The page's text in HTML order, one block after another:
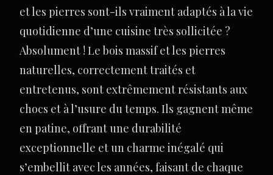
et les pierres sont-ils vraiment adaptés à la vie
quotidienne d’une cuisine très sollicitée ?
Absolument ! Le bois massif et les pierres
naturelles, correctement traités et
entretenus, sont extrêmement résistants aux
chocs et à l’usure du temps. Ils gagnent même
en patine, offrant une durabilité
exceptionnelle et un charme inégalé qui
s’embellit avec les années, faisant de chaque